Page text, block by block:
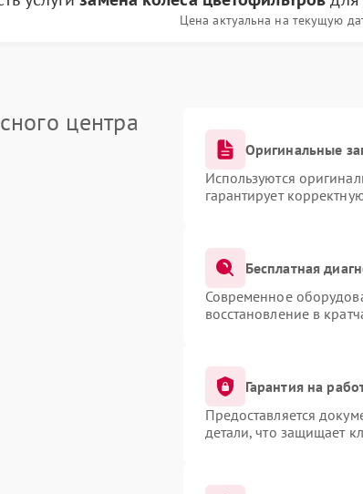
Цена актуальна на текущую
центра
Оригинальные
Используются
гарантирует
Бесплатная
Современное
восстановление в
Гарантия на
Предоставляется
детали, что защищает